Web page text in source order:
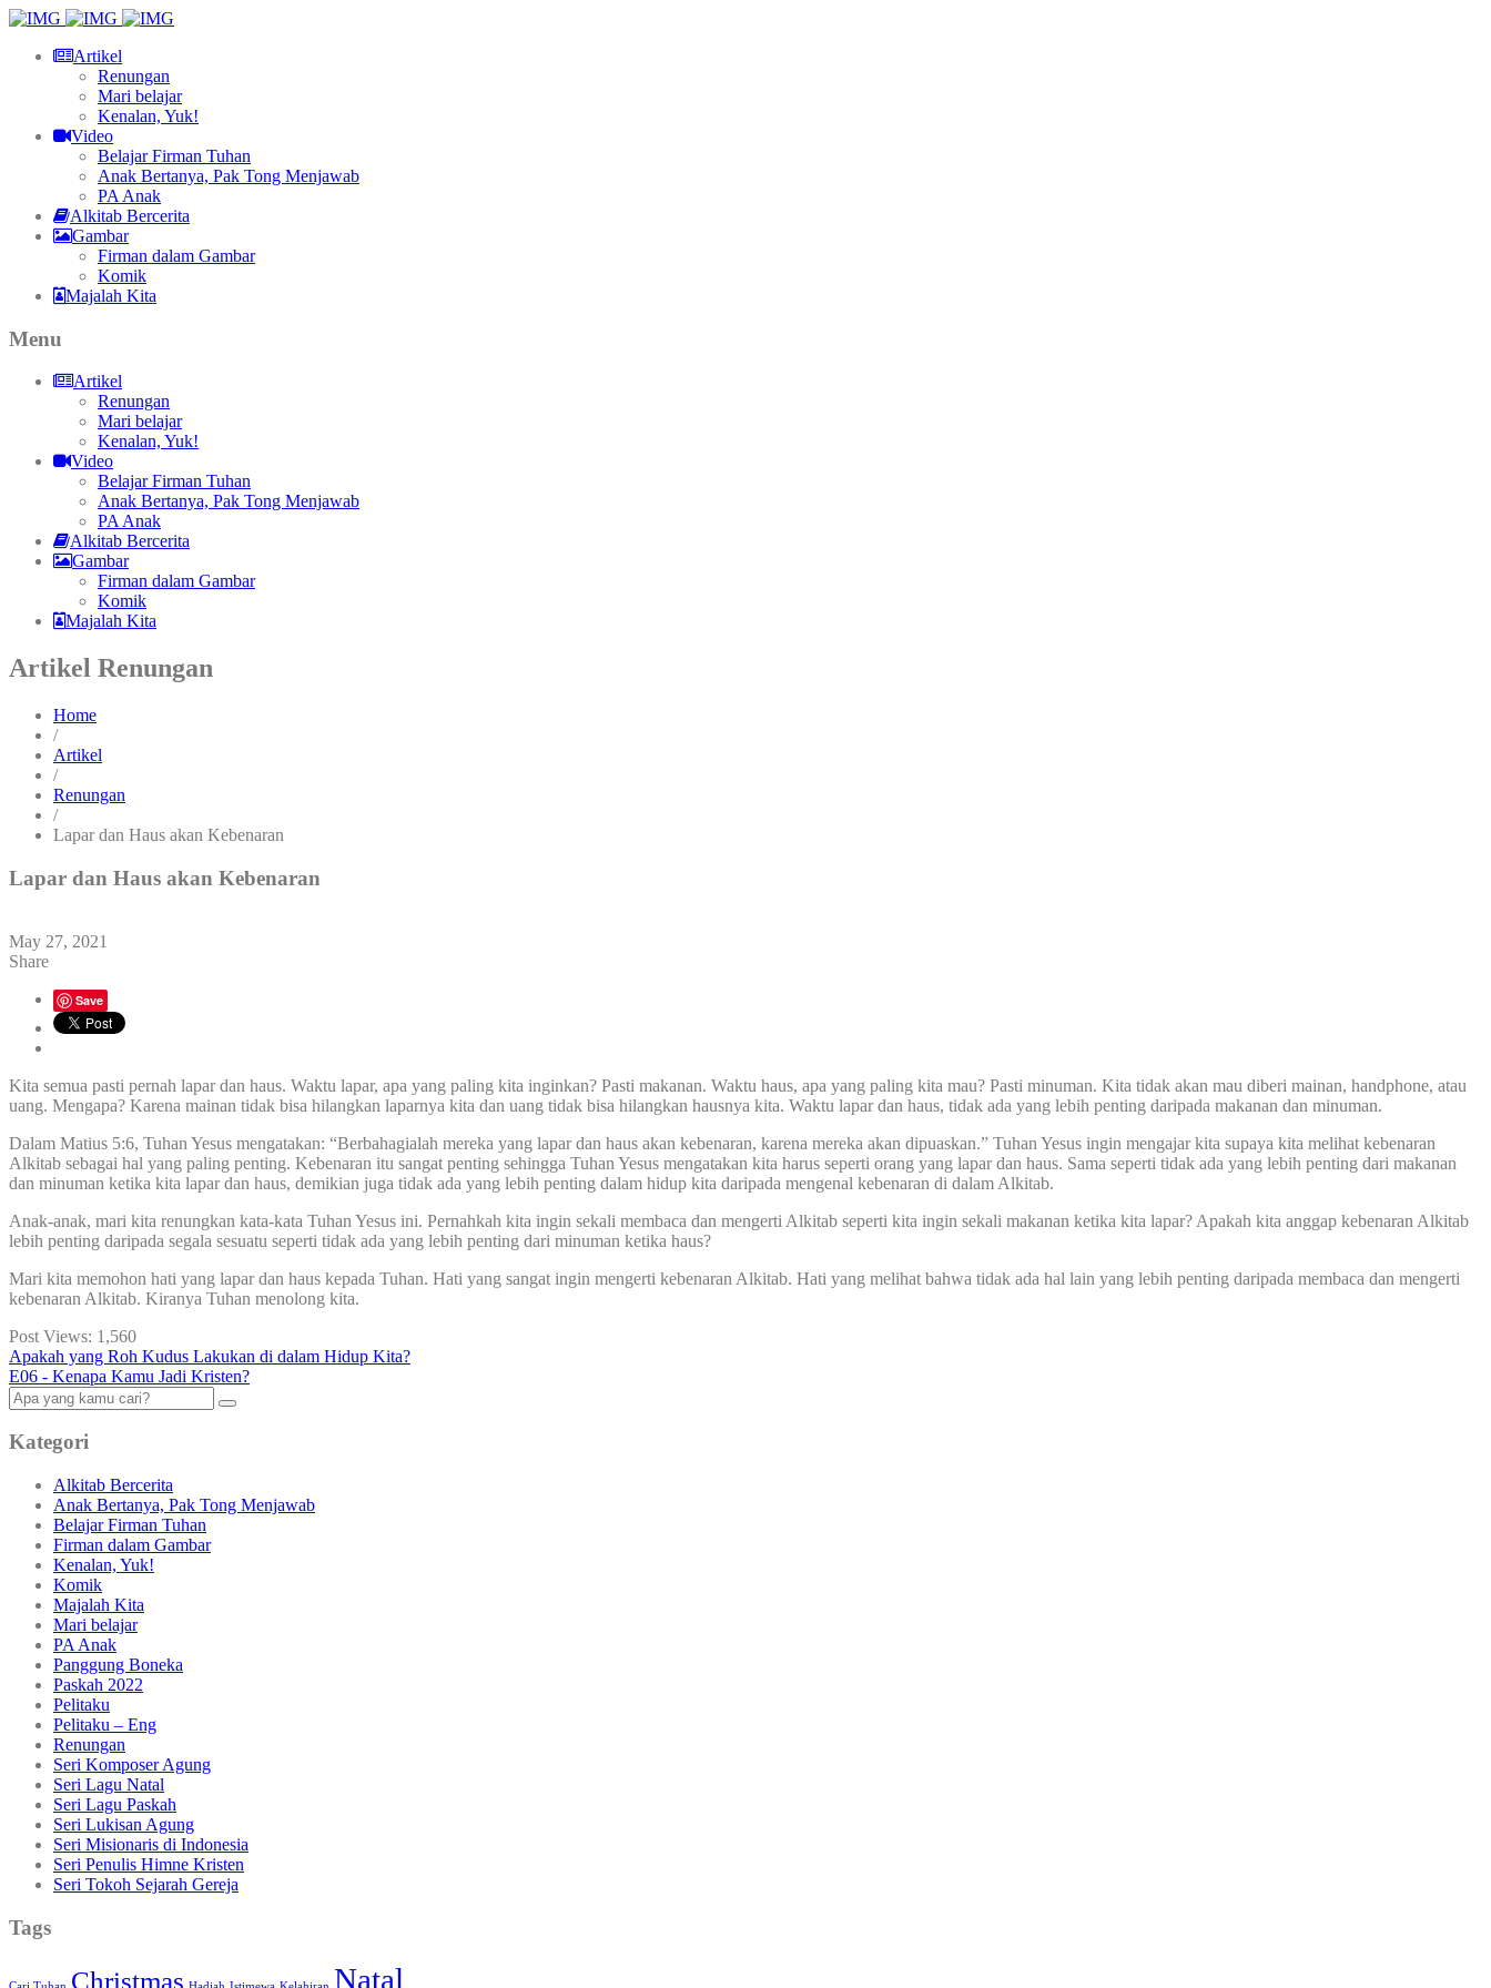
Artikel
Renungan
Mari belajar
Kenalan, Yuk!
Video
Belajar Firman Tuhan
Anak Bertanya, Pak Tong Menjawab
PA Anak
Alkitab Bercerita
Gambar
Firman dalam Gambar
Komik
Majalah Kita
Menu
Artikel
Renungan
Mari belajar
Kenalan, Yuk!
Video
Belajar Firman Tuhan
Anak Bertanya, Pak Tong Menjawab
PA Anak
Alkitab Bercerita
Gambar
Firman dalam Gambar
Komik
Majalah Kita
Artikel Renungan
Home
/
Artikel
/
Renungan
/
Lapar dan Haus akan Kebenaran
Lapar dan Haus akan Kebenaran
May 27, 2021
Share
Save
Kita semua pasti pernah lapar dan haus. Waktu lapar, apa yang paling kita inginkan? Pasti makanan. Waktu haus, apa yang paling kita mau? Pasti minuman. Kita tidak akan mau diberi mainan, handphone, atau
uang. Mengapa? Karena mainan tidak bisa hilangkan laparnya kita dan uang tidak bisa hilangkan hausnya kita. Waktu lapar dan haus, tidak ada yang lebih penting daripada makanan dan minuman.
Dalam Matius 5:6, Tuhan Yesus mengatakan: “Berbahagialah mereka yang lapar dan haus akan kebenaran, karena mereka akan dipuaskan.” Tuhan Yesus ingin mengajar kita supaya kita melihat kebenaran
Alkitab sebagai hal yang paling penting. Kebenaran itu sangat penting sehingga Tuhan Yesus mengatakan kita harus seperti orang yang lapar dan haus. Sama seperti tidak ada yang lebih penting dari makanan
dan minuman ketika kita lapar dan haus, demikian juga tidak ada yang lebih penting dalam hidup kita daripada mengenal kebenaran di dalam Alkitab.
Anak-anak, mari kita renungkan kata-kata Tuhan Yesus ini. Pernahkah kita ingin sekali membaca dan mengerti Alkitab seperti kita ingin sekali makanan ketika kita lapar? Apakah kita anggap kebenaran Alkitab
lebih penting daripada segala sesuatu seperti tidak ada yang lebih penting dari minuman ketika haus?
Mari kita memohon hati yang lapar dan haus kepada Tuhan. Hati yang sangat ingin mengerti kebenaran Alkitab. Hati yang melihat bahwa tidak ada hal lain yang lebih penting daripada membaca dan mengerti
kebenaran Alkitab. Kiranya Tuhan menolong kita.
Post Views: 1,560
Apakah yang Roh Kudus Lakukan di dalam Hidup Kita?
E06 - Kenapa Kamu Jadi Kristen?
Kategori
Alkitab Bercerita
Anak Bertanya, Pak Tong Menjawab
Belajar Firman Tuhan
Firman dalam Gambar
Kenalan, Yuk!
Komik
Majalah Kita
Mari belajar
PA Anak
Panggung Boneka
Paskah 2022
Pelitaku
Pelitaku – Eng
Renungan
Seri Komposer Agung
Seri Lagu Natal
Seri Lagu Paskah
Seri Lukisan Agung
Seri Misionaris di Indonesia
Seri Penulis Himne Kristen
Seri Tokoh Sejarah Gereja
Tags
Christmas Natal